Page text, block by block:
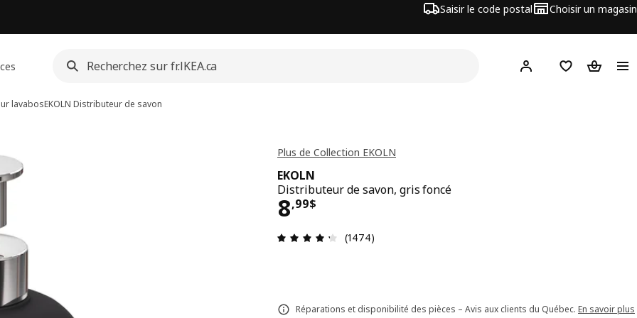
Saisir le code postal Choisir un magasin
Hej ! Connectez-vous
Liste d'achats
Panier
lavabosEKOLN Distributeur de savon
Plus de Collection EKOLN
EKOLN
Distributeur de savon, gris foncé
8,99$
Prix 8,99$
Avis: 4.3 sur 5 étoiles. Nombre total d'avis: 1474
(1474)
Réparations et disponibilité des pièces – Avis aux clients du Québec. En savoir plus